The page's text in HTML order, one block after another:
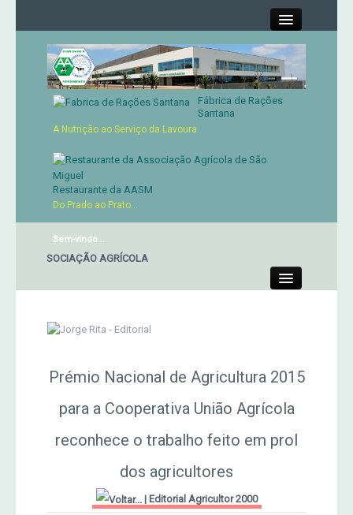
Contactos
Serviços
Publicações AASM
Fábrica de Rações
Santana
A Nutrição ao Serviço da Lavoura
Restaurante da AASM
Do Prado ao Prato...
Bem-vindo...
DA ASSOCIAÇÃO AGRÍCOLA
Prémio Nacional de Agricultura 2015
para a Cooperativa União Agrícola
reconhece o trabalho feito em prol
dos agricultores
| Editorial Agricultor 2000